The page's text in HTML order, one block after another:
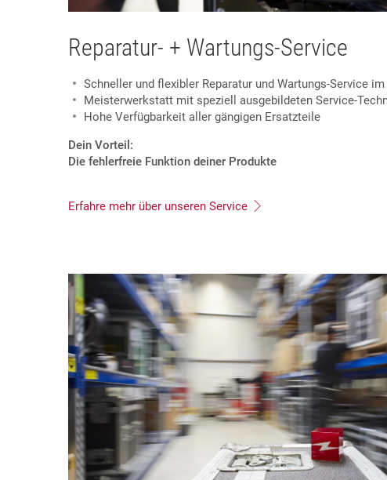
Reparatur- + Wartungs-Service
Schneller und flexibler Reparatur und Wartungs-Service
Meisterwerkstatt mit speziell ausgebildeten Service-
Hohe Verfügbarkeit aller gängigen Ersatzteile
Dein Vorteil:
Die fehlerfreie Funktion deiner Produkte
Erfahre mehr über unseren Service